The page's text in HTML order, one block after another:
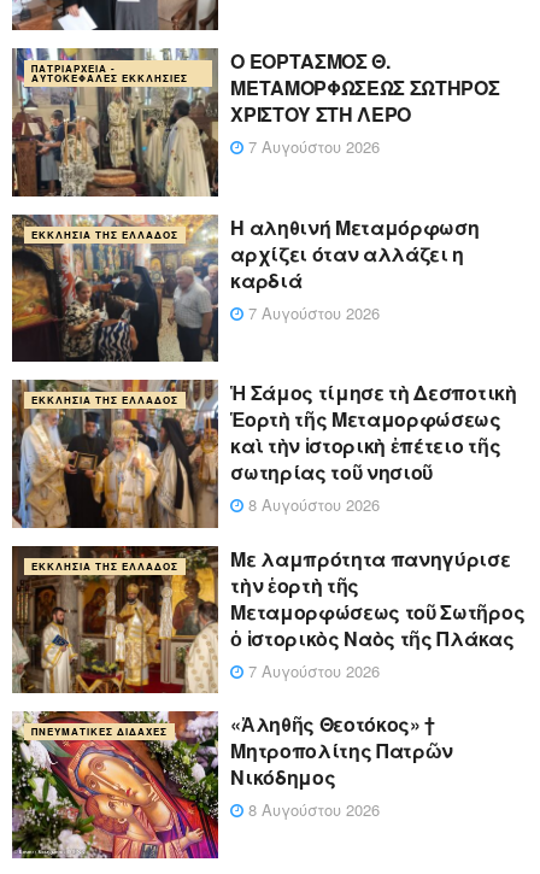
ΠΑΤΡΙΑΡΧΕΊΑ -
ΑΥΤΟΚΈΦΑΛΕΣ ΕΚΚΛΗΣΊΕΣ
Ο ΕΟΡΤΑΣΜΟΣ Θ.
ΜΕΤΑΜΟΡΦΩΣΕΩΣ ΣΩΤΗΡΟΣ
ΧΡΙΣΤΟΥ ΣΤΗ ΛΕΡΟ
7 Αυγούστου 2026
ΕΚΚΛΗΣΊΑ ΤΗΣ ΕΛΛΆΔΟΣ
Η αληθινή Μεταμόρφωση
αρχίζει όταν αλλάζει η
καρδιά
7 Αυγούστου 2026
ΕΚΚΛΗΣΊΑ ΤΗΣ ΕΛΛΆΔΟΣ
Ἡ Σάμος τίμησε τὴ Δεσποτικὴ
Ἑορτὴ τῆς Μεταμορφώσεως
καὶ τὴν ἱστορικὴ ἐπέτειο τῆς
σωτηρίας τοῦ νησιοῦ
8 Αυγούστου 2026
ΕΚΚΛΗΣΊΑ ΤΗΣ ΕΛΛΆΔΟΣ
Με λαμπρότητα πανηγύρισε
τὴν ἑορτὴ τῆς
Μεταμορφώσεως τοῦ Σωτῆρος
ὁ ἱστορικὸς Ναὸς τῆς Πλάκας
7 Αυγούστου 2026
ΠΝΕΥΜΑΤΙΚΈΣ ΔΙΔΑΧΈΣ
«Ἀληθῆς Θεοτόκος» †
Μητροπολίτης Πατρῶν
Νικόδημος
8 Αυγούστου 2026